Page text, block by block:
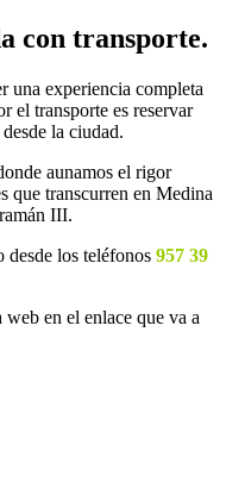
con transporte.
una experiencia completa
el transporte es reservar
la ciudad.
aunamos el rigor
que transcurren en Medina
III.
desde los teléfonos 957 39
en el enlace que va a